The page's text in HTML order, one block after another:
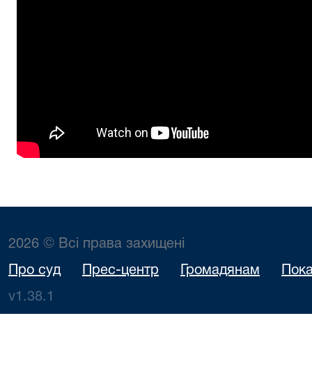
2026 © Всі права захищені
Про суд Прес-центр Громадянам
v1.38.1